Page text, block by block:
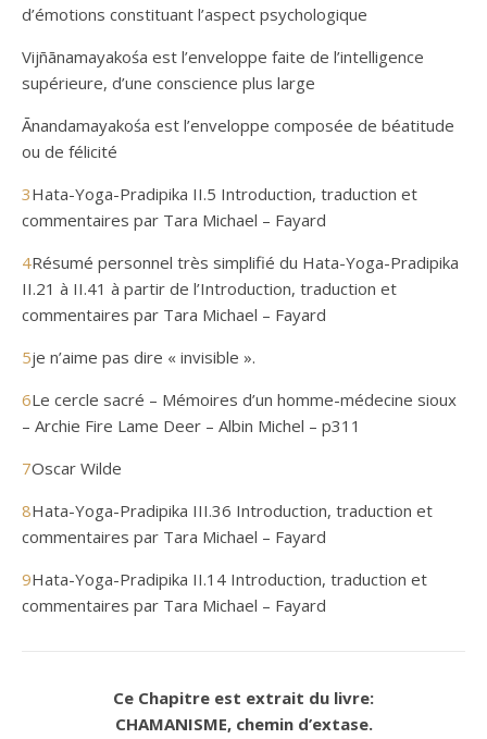
d’émotions constituant l’aspect psychologique
Vijñānamayakośa est l’enveloppe faite de l’intelligence
supérieure, d’une conscience plus large
Ānandamayakośa est l’enveloppe composée de béatitude
ou de félicité
3Hata-Yoga-Pradipika II.5 Introduction, traduction et
commentaires par Tara Michael – Fayard
4Résumé personnel très simplifié du Hata-Yoga-Pradipika
II.21 à II.41 à partir de l’Introduction, traduction et
commentaires par Tara Michael – Fayard
5je n’aime pas dire « invisible ».
6Le cercle sacré – Mémoires d’un homme-médecine sioux
– Archie Fire Lame Deer – Albin Michel – p311
7Oscar Wilde
8Hata-Yoga-Pradipika III.36 Introduction, traduction et
commentaires par Tara Michael – Fayard
9Hata-Yoga-Pradipika II.14 Introduction, traduction et
commentaires par Tara Michael – Fayard
Ce Chapitre est extrait du livre:
CHAMANISME, chemin d’extase.